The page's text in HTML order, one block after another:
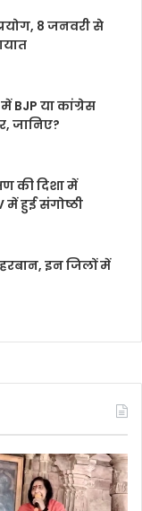
8 जनवरी से
BJP या कांग्रेस
जानिए?
की दिशा में
में हुई संगोष्ठी
इन जिलों में